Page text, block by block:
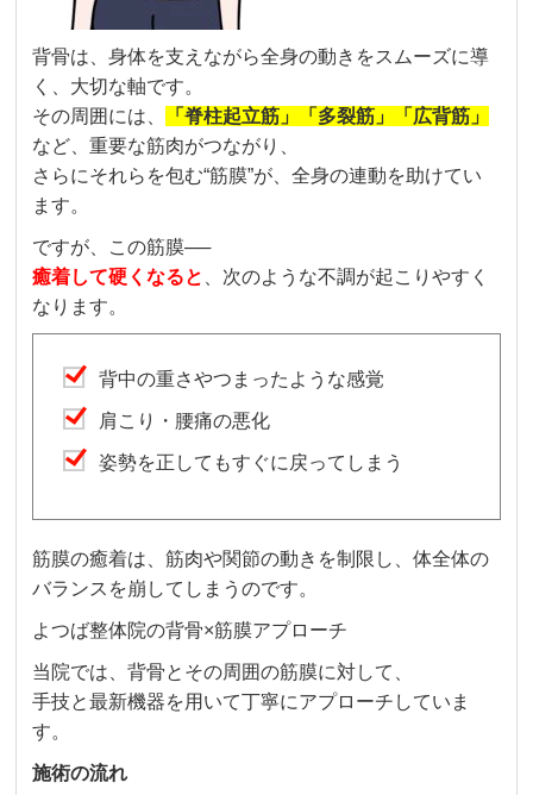
背骨は、身体を支えながら全身の動きをスムーズに導
く、大切な軸です。
その周囲には、
「脊柱起立筋」「多裂筋」「広背筋」
など、重要な筋肉がつながり、
さらにそれらを包む“筋膜”が、全身の連動を助けてい
ます。
ですが、この筋膜──
癒着して硬くなると
、次のような不調が起こりやすく
なります。
背中の重さやつまったような感覚
肩こり・腰痛の悪化
姿勢を正してもすぐに戻ってしまう
筋膜の癒着は、筋肉や関節の動きを制限し、体全体の
バランスを崩してしまうのです。
よつば整体院の背骨×筋膜アプローチ
当院では、背骨とその周囲の筋膜に対して、
手技と最新機器を用いて丁寧にアプローチしていま
す。
施術の流れ